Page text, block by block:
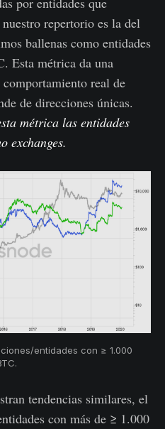
repertorio es la del
ballenas como entidades
Esta métrica da una
real de
de direcciones únicas.
métrica las entidades
exchanges.
entidades con ≥ 1.000
tendencias similares, el
con más de ≥ 1.000